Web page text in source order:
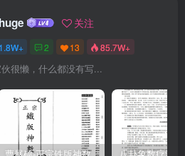
进行了白话解，对风水的概念加以介
所借鉴。郭璞《葬书》说：“气行也，
古人聚之”使“不散”行之“使”有止，故谓
谓之风水。使，必定要采取措施，不能
施”，就谓之风水。对阴阳宅采取的措施
。故而风水的概念是：“风水者”，古人为
”之“使”也。使也者，“措施”也。措施
关注
1.8W+ 2 13 85.7W+
很懒，什么都没有写...